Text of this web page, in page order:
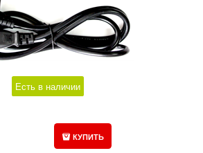
Есть в наличии
КУПИТЬ